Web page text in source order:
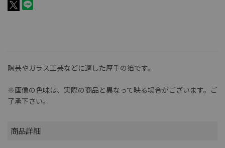
陶芸やガラス工芸などに適した厚手の箔です。
※画像の色味は、実際の商品と異なって映る場合がございます。ご
了承下さい。
商品詳細